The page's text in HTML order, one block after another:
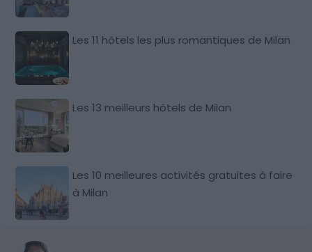
Les 11 hôtels les plus romantiques de Milan
Les 13 meilleurs hôtels de Milan
Les 10 meilleures activités gratuites à faire
à Milan